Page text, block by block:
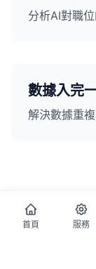
分析AI對職
數據入完
解決數據重
首頁 服務